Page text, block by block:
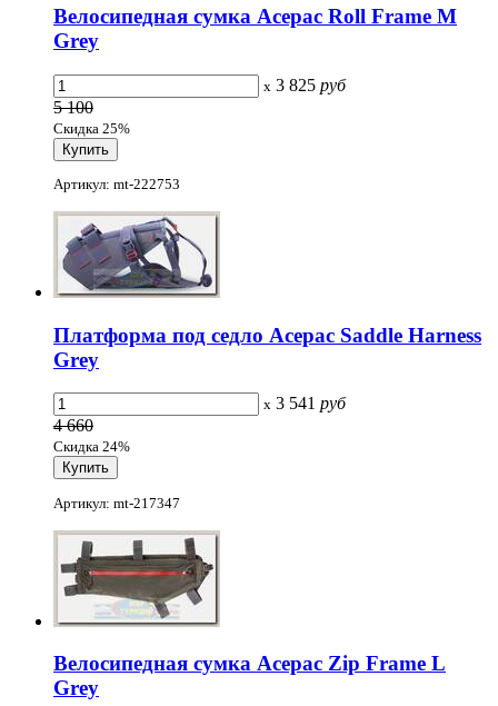
Велосипедная сумка Acepac Roll Frame M
Grey
x 3 825 руб
5 100
Скидка 25%
Артикул: mt-222753
Платформа под седло Acepac Saddle Harness
Grey
x 3 541 руб
4 660
Скидка 24%
Артикул: mt-217347
Велосипедная сумка Acepac Zip Frame L
Grey